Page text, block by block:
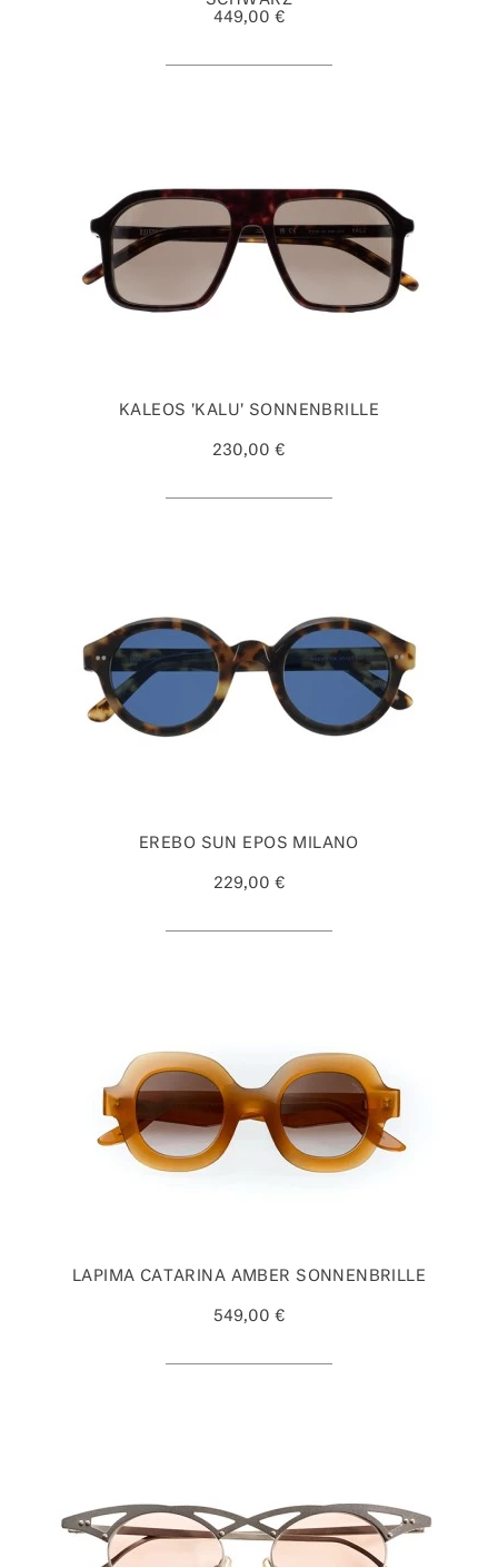
449,00 €
KALEOS 'KALU' SONNENBRILLE
230,00 €
EREBO SUN EPOS MILANO
229,00 €
LAPIMA CATARINA AMBER SONNENBRILLE
549,00 €